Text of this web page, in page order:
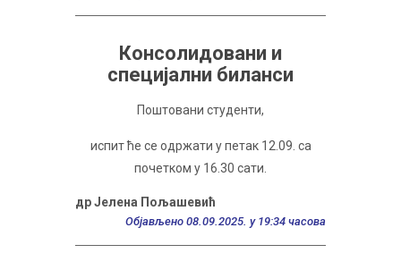
Консолидовани и
специјални биланси
Поштовани студенти,
испит ће се одржати у петак 12.09. са
почетком у 16.30 сати.
др Јелена Пољашевић
Објављено 08.09.2025. у 19:34 часова